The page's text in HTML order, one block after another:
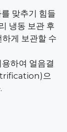
맞추기 힘들
냉동 보관 후
게 보관할 수
하여 얼음결
으